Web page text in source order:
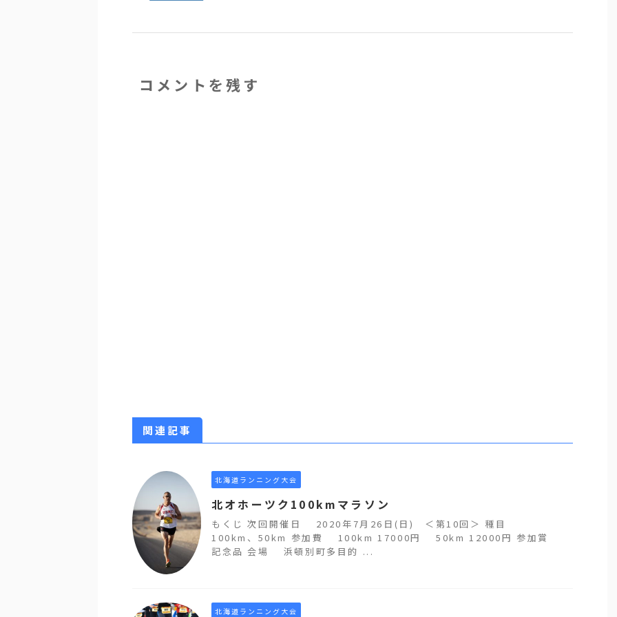
コメントを残す
関連記事
北海道ランニング大会
北オホーツク100kmマラソン
もくじ 次回開催日 2020年7月26日(日) ＜第10回＞ 種目
100km、50km 参加費 100km 17000円 50km 12000円 参加賞
記念品 会場 浜頓別町多目的 ...
北海道ランニング大会